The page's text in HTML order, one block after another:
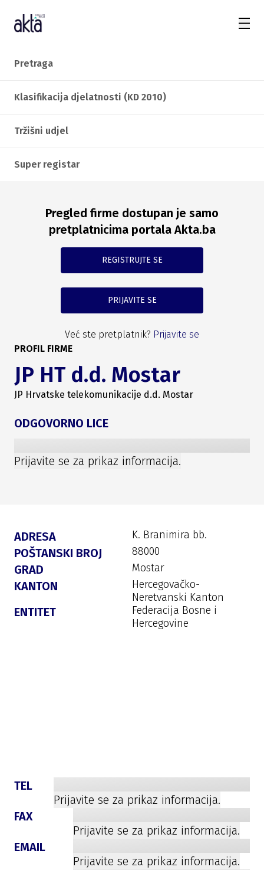
Pretraga
Klasifikacija djelatnosti (KD 2010)
Tržišni udjel
Super registar
Pregled firme dostupan je samo
pretplatnicima portala Akta.ba
REGISTRUJTE SE
PRIJAVITE SE
Već ste pretplatnik? Prijavite se
PROFIL FIRME
JP HT d.d. Mostar
JP Hrvatske telekomunikacije d.d. Mostar
ODGOVORNO LICE
Prijavite se za prikaz informacija.
ADRESA K. Branimira bb.
POŠTANSKI BROJ 88000
GRAD Mostar
KANTON
Hercegovačko-
Neretvanski Kanton
ENTITET
Federacija Bosne i
Hercegovine
TEL
Prijavite se za prikaz informacija.
FAX
Prijavite se za prikaz informacija.
EMAIL
Prijavite se za prikaz informacija.